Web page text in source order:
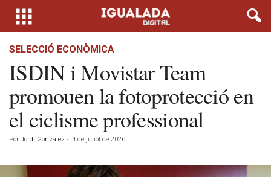
SELECCIÓ ECONÒMICA
ISDIN i Movistar Team
promouen la fotoprotecció en
el ciclisme professional
Por Jordi González - 4 de juliol de 2026